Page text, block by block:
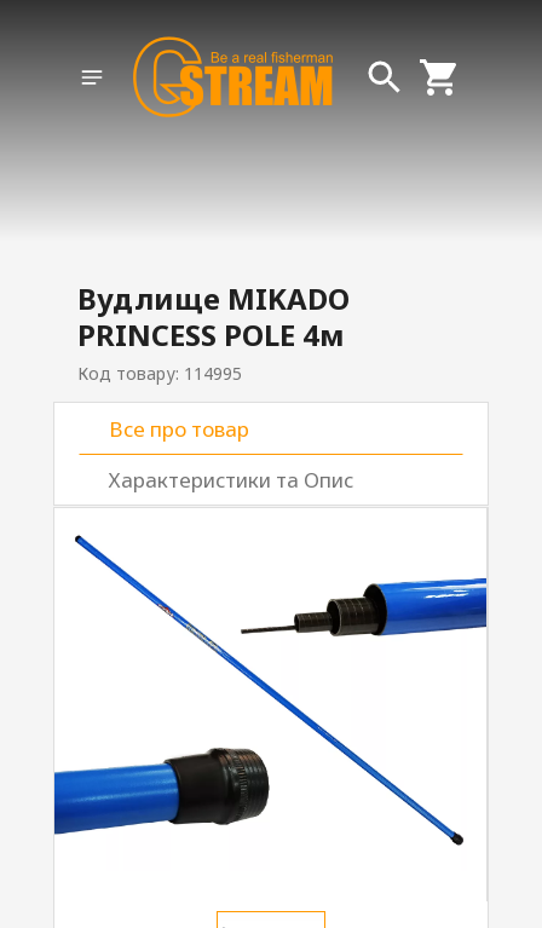
Вудлище MIKADO
PRINCESS POLE 4м
Код товару: 114995
Все про товар
Характеристики та Опис